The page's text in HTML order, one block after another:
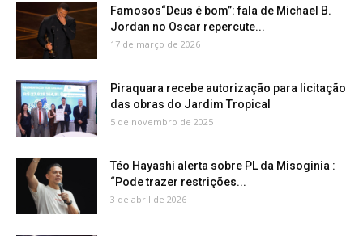
Famosos“Deus é bom”: fala de Michael B.
Jordan no Oscar repercute...
17 de março de 2026
Piraquara recebe autorização para licitação
das obras do Jardim Tropical
5 de novembro de 2025
Téo Hayashi alerta sobre PL da Misoginia :
“Pode trazer restrições...
3 de abril de 2026